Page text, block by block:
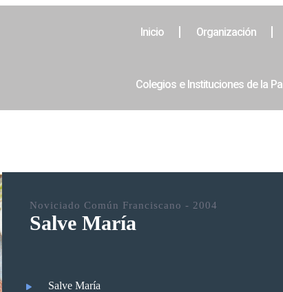
Inicio Organización
Colegios e Instituciones de la
Noviciado Común Franciscano - 2004
Salve María
Salve María